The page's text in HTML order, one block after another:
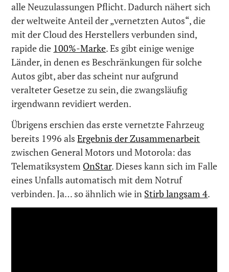
alle Neuzulassungen Pflicht. Dadurch nähert sich
der weltweite Anteil der „vernetzten Autos“, die
mit der Cloud des Herstellers verbunden sind,
rapide die 100%-Marke. Es gibt einige wenige
Länder, in denen es Beschränkungen für solche
Autos gibt, aber das scheint nur aufgrund
veralteter Gesetze zu sein, die zwangsläufig
irgendwann revidiert werden.
Übrigens erschien das erste vernetzte Fahrzeug
bereits 1996 alsErgebnis der Zusammenarbeit
zwischen General Motors und Motorola: das
Telematiksystem OnStar. Dieses kann sich im Falle
eines Unfalls automatisch mit dem Notruf
verbinden. Ja… so ähnlich wie in Stirb langsam 4.